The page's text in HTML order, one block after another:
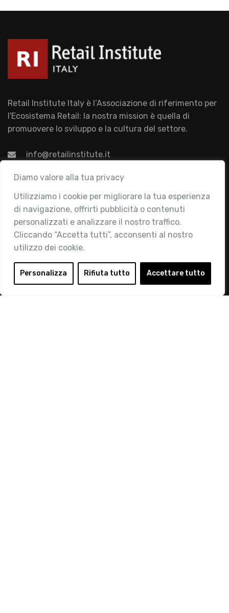
Diamo valore alla tua privacy
Utilizziamo i cookie per migliorare la tua esperienza
di navigazione, offrirti pubblicità o contenuti
personalizzati e analizzare il nostro traffico.
Cliccando “Accetta tutti”, acconsenti al nostro
utilizzo dei cookie.
Personalizza Rifiuta tutto Accettare tutto
Retail Institute Italy è l’Associazione di riferimento per
l'Ecosistema Retail: la nostra mission è quella di
promuovere lo sviluppo e la cultura del settore.
info@retailinstitute.it
Associazione
Chi siamo
Attività
Contatti
Area Riservata
Login
Diventa Socio